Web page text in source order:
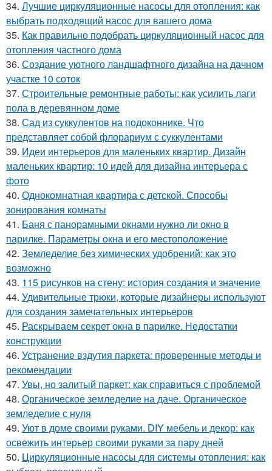
34. Лучшие циркуляционные насосы для отопления: как
выбрать подходящий насос для вашего дома
35. Как правильно подобрать циркуляционный насос для
отопления частного дома
36. Создание уютного ландшафтного дизайна на дачном
участке 10 соток
37. Строительные ремонтные работы: как усилить лаги
пола в деревянном доме
38. Сад из суккулентов на подоконнике. Что
представляет собой флорариум с суккулентами
39. Идеи интерьеров для маленьких квартир. Дизайн
маленьких квартир: 10 идей для дизайна интерьера с
фото
40. Однокомнатная квартира с детской. Способы
зонирования комнаты
41. Баня с панорамными окнами нужно ли окно в
парилке. Параметры окна и его местоположение
42. Земледелие без химических удобрений: как это
возможно
43. 115 рисунков на стену: история создания и значение
44. Удивительные трюки, которые дизайнеры используют
для создания замечательных интерьеров
45. Раскрываем секрет окна в парилке. Недостатки
конструкции
46. Устранение вздутия паркета: проверенные методы и
рекомендации
47. Увы, но залитый паркет: как справиться с проблемой
48. Органическое земледелие на даче. Органическое
земледелие с нуля
49. Уют в доме своими руками. DIY мебель и декор: как
освежить интерьер своими руками за пару дней
50. Циркуляционные насосы для системы отопления: как